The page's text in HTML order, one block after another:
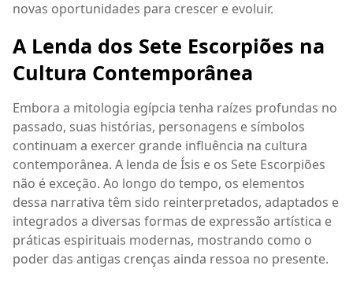
novas oportunidades para crescer e evoluir.
A Lenda dos Sete Escorpiões na
Cultura Contemporânea
Embora a mitologia egípcia tenha raízes profundas no
passado, suas histórias, personagens e símbolos
continuam a exercer grande influência na cultura
contemporânea. A lenda de Ísis e os Sete Escorpiões
não é exceção. Ao longo do tempo, os elementos
dessa narrativa têm sido reinterpretados, adaptados e
integrados a diversas formas de expressão artística e
práticas espirituais modernas, mostrando como o
poder das antigas crenças ainda ressoa no presente.